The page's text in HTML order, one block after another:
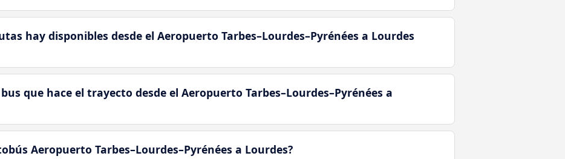
hay disponibles desde el Aeropuerto Tarbes–Lourdes–Pyrénées a Lourdes
que hace el trayecto desde el Aeropuerto Tarbes–Lourdes–Pyrénées a
Aeropuerto Tarbes–Lourdes–Pyrénées a Lourdes?